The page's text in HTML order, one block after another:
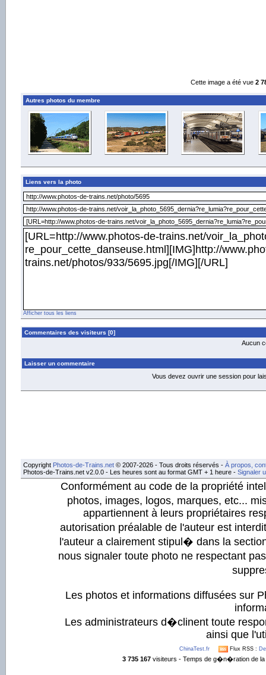
Cette image a été vue 2
Autres photos du membre
Liens vers la photo
Afficher tous les liens
Commentaires des visiteurs [0]
Aucun
Laisser un commentaire
Vous devez ouvrir une session pour
Copyright Photos-de-Trains.net © 2007-2026 - Tous droits réservés - À propos,
Photos-de-Trains.net v2.0.0 - Les heures sont au format GMT + 1 heure - Signaler
Conformément au code de la propriété
photos, images, logos, marques, etc...
appartiennent à leurs propriétaires
autorisation préalable de l'auteur est
l'auteur a clairement stipul� dans la
nous signaler toute photo ne respectant
Les photos et informations diffusées sur
Les administrateurs d�clinent toute
ainsi que
ChinaTest.fr Flux RSS :
3 735 167visiteurs - Temps de g�n�ration de